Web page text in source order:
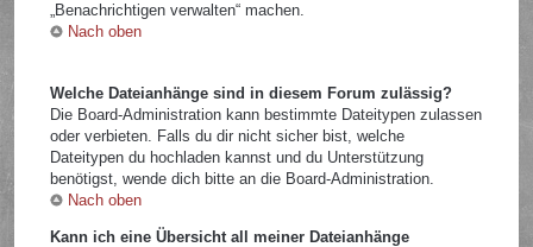
„Benachrichtigen verwalten“ machen.
Nach oben
Welche Dateianhänge sind in diesem Forum zulässig?
Die Board-Administration kann bestimmte Dateitypen zulassen
oder verbieten. Falls du dir nicht sicher bist, welche
Dateitypen du hochladen kannst und du Unterstützung
benötigst, wende dich bitte an die Board-Administration.
Nach oben
Kann ich eine Übersicht all meiner Dateianhänge